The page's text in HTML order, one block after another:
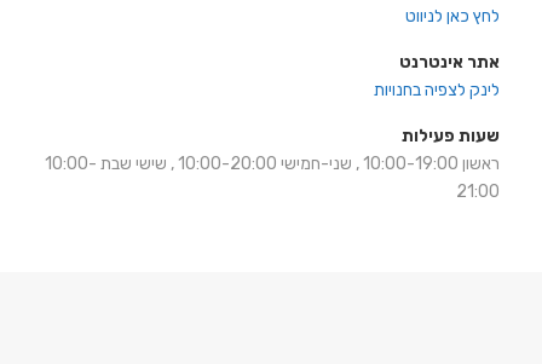
לחץ כאן לניווט
אתר אינטרנט
לינק לצפיה בחנויות
שעות פעילות
ראשון 10:00-19:00 , שני-חמישי 10:00-20:00 , שישי שבת 10:00-
21:00